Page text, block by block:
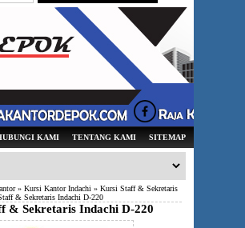
KAMI TENTANG KAMI SITEMAP
» Kursi Kantor Indachi » Kursi Staff & Sekretaris
& Sekretaris Indachi D-220
& Sekretaris Indachi D-220